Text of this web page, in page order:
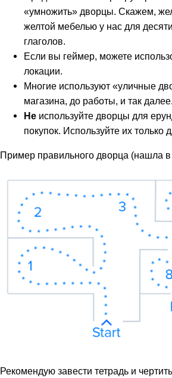
«умножить» дворцы. Скажем,
желтой мебелью у нас для
глаголов.
Если вы геймер, можете
локации.
Многие используют «уличные
магазина, до работы, и так далее.
Не используйте дворцы для
покупок. Используйте их
Пример правильного дворца (нашла в
Рекомендую завести тетрадь и